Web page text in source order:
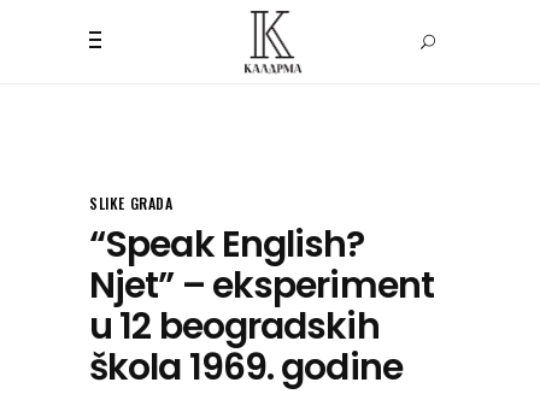
SLIKE GRADA
“Speak English?
Njet” – eksperiment
u 12 beogradskih
škola 1969. godine